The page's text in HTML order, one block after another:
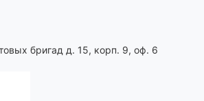
бригад д. 15, корп. 9, оф. 6